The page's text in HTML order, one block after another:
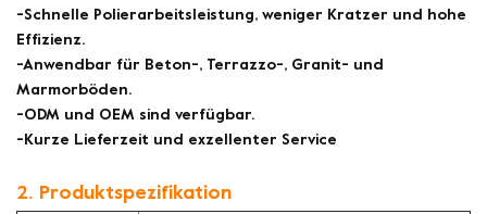
-Schnelle Polierarbeitsleistung, weniger Kratzer und hohe
Effizienz.
-Anwendbar für Beton-, Terrazzo-, Granit- und
Marmorböden.
-ODM und OEM sind verfügbar.
-Kurze Lieferzeit und exzellenter Service
2. Produktspezifikation